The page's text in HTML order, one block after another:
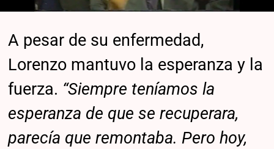
A pesar de su enfermedad,
Lorenzo mantuvo la esperanza y la
fuerza. “Siempre teníamos la
esperanza de que se recuperara,
parecía que remontaba. Pero hoy,